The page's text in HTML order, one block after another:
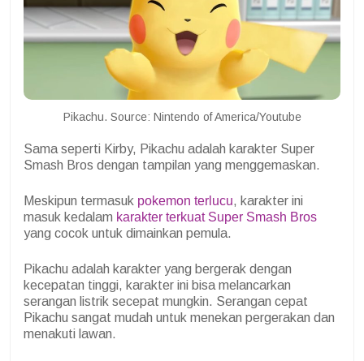
Pikachu. Source: Nintendo of America/Youtube
Sama seperti Kirby, Pikachu adalah karakter Super
Smash Bros dengan tampilan yang menggemaskan.
Meskipun termasuk pokemon terlucu, karakter ini
masuk kedalam karakter terkuat Super Smash Bros
yang cocok untuk dimainkan pemula.
Pikachu adalah karakter yang bergerak dengan
kecepatan tinggi, karakter ini bisa melancarkan
serangan listrik secepat mungkin. Serangan cepat
Pikachu sangat mudah untuk menekan pergerakan dan
menakuti lawan.